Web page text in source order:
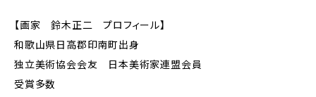
【画家 鈴木正二 プロフィール】
和歌山県日高郡印南町出身
独立美術協会会友 日本美術家連盟会員
受賞多数